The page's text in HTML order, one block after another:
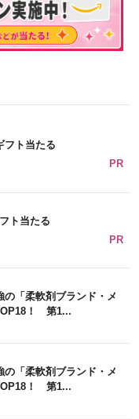
フト当たる
PR
ト当たる
PR
の「柔軟剤ブランド・メ
！ 第1...
の「柔軟剤ブランド・メ
！ 第1...